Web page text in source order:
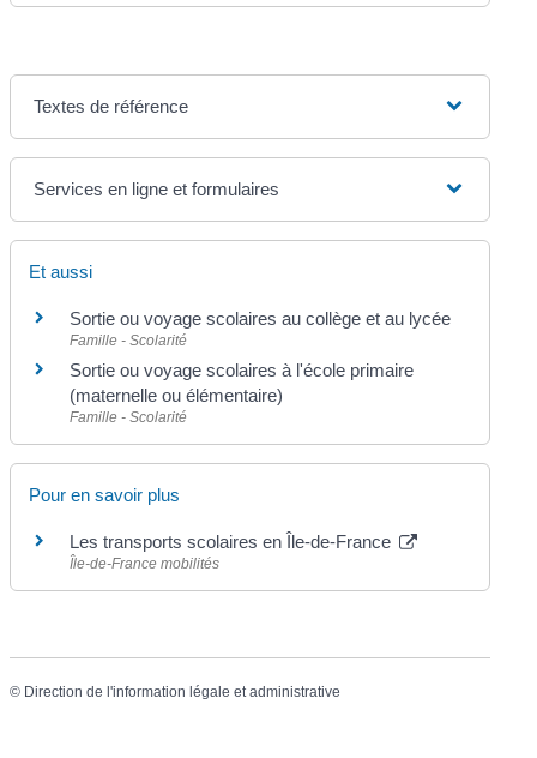
Textes de référence
Services en ligne et formulaires
Et aussi
Sortie ou voyage scolaires au collège et au lycée
Famille - Scolarité
Sortie ou voyage scolaires à l'école primaire
(maternelle ou élémentaire)
Famille - Scolarité
Pour en savoir plus
Les transports scolaires en Île-de-France
Île-de-France mobilités
© Direction de l'information légale et administrative